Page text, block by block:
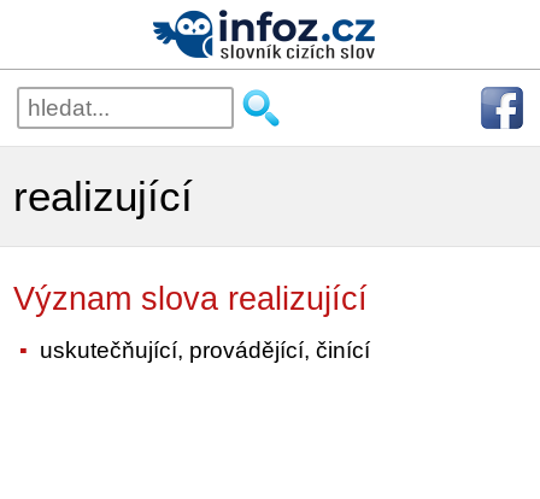
realizující
Význam slova realizující
uskutečňující, provádějící, činící